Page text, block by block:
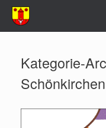
Zum
Inhalt
springen
Kategorie-
Schönkirchen